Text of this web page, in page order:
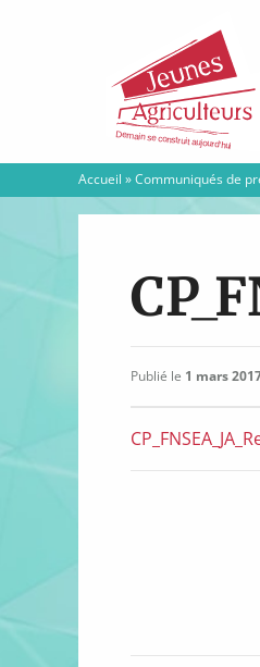
Agriculteurs
Accueil »Communiqués de
Publié le 1 mars